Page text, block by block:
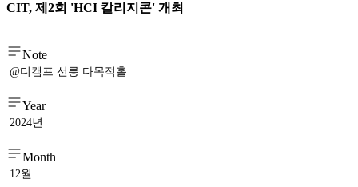
CIT, 제2회 'HCI 칼리지콘' 개최
Note
@디캠프 선릉 다목적홀
Year
2024년
Month
12월